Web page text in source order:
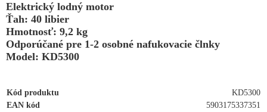
Elektrický lodný motor
Ťah: 40 libier
Hmotnosť: 9,2 kg
Odporúčané pre 1-2 osobné nafukovacie člnky
Model: KD5300
Kód produktu
KD5300
EAN kód
5903175337351